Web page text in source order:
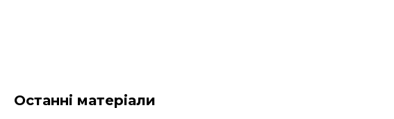
Останні матеріали